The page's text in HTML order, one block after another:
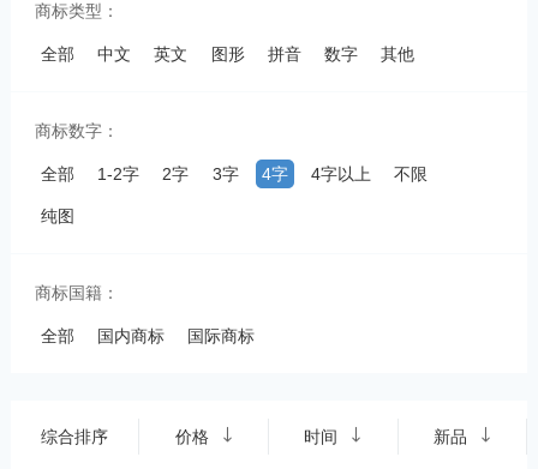
商标类型：
全部 中文 英文 图形 拼音 数字 其他
商标数字：
全部 1-2字 2字 3字 4字 4字以上 不限
纯图
商标国籍：
全部 国内商标 国际商标
综合排序 价格 时间 新品